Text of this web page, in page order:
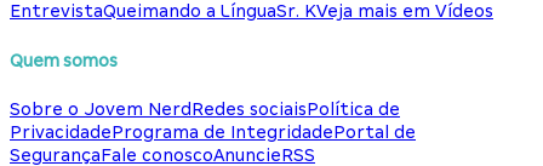
EntrevistaQueimando a LínguaSr. KVeja mais em Vídeos
Quem somos
Sobre o Jovem NerdRedes sociaisPolítica de
PrivacidadePrograma de IntegridadePortal de
SegurançaFale conoscoAnuncieRSS